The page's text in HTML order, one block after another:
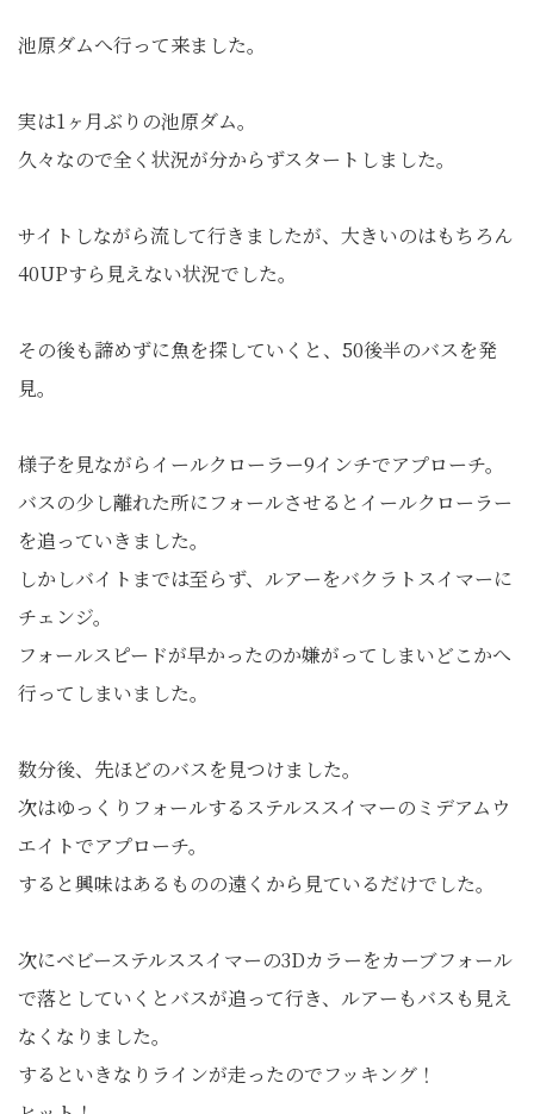
池原ダムへ行って来ました。
実は1ヶ月ぶりの池原ダム。
久々なので全く状況が分からずスタートしました。
サイトしながら流して行きましたが、大きいのはもちろん
40UPすら見えない状況でした。
その後も諦めずに魚を探していくと、50後半のバスを発
見。
様子を見ながらイールクローラー9インチでアプローチ。
バスの少し離れた所にフォールさせるとイールクローラー
を追っていきました。
しかしバイトまでは至らず、ルアーをバクラトスイマーに
チェンジ。
フォールスピードが早かったのか嫌がってしまいどこかへ
行ってしまいました。
数分後、先ほどのバスを見つけました。
次はゆっくりフォールするステルススイマーのミデアムウ
エイトでアプローチ。
すると興味はあるものの遠くから見ているだけでした。
次にベビーステルススイマーの3Dカラーをカーブフォール
で落としていくとバスが追って行き、ルアーもバスも見え
なくなりました。
するといきなりラインが走ったのでフッキング！